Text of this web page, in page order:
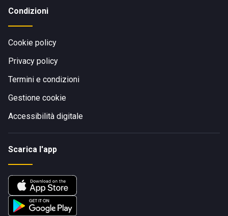
Condizioni
Cookie policy
Privacy policy
Termini e condizioni
Gestione cookie
Accessibilità digitale
Scarica l'app